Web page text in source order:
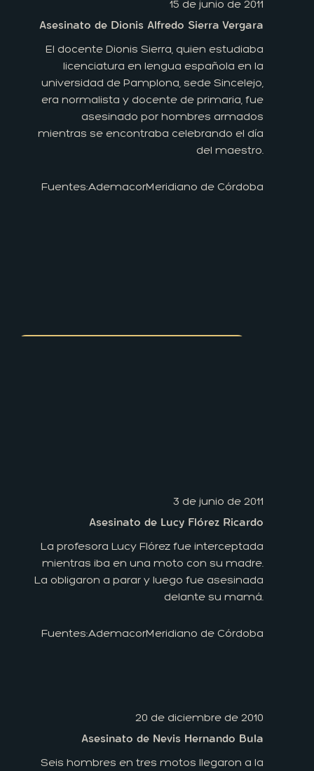
15 de junio de 2011
Asesinato de Dionis Alfredo Sierra Vergara
El docente Dionis Sierra, quien estudiaba
licenciatura en lengua española en la
universidad de Pamplona, sede Sincelejo,
era normalista y docente de primaria, fue
asesinado por hombres armados
mientras se encontraba celebrando el día
del maestro.
Fuentes:AdemacorMeridiano de Córdoba
3 de junio de 2011
Asesinato de Lucy Flórez Ricardo
La profesora Lucy Flórez fue interceptada
mientras iba en una moto con su madre.
La obligaron a parar y luego fue asesinada
delante su mamá.
Fuentes:AdemacorMeridiano de Córdoba
20 de diciembre de 2010
Asesinato de Nevis Hernando Bula
Seis hombres en tres motos llegaron a la